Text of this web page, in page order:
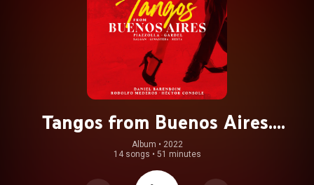
Tangos from Buenos Aires.
Piazzolla, Gardel, Salgán, Ginastera
& Resta
Album • 2022
14 songs • 51 minutes